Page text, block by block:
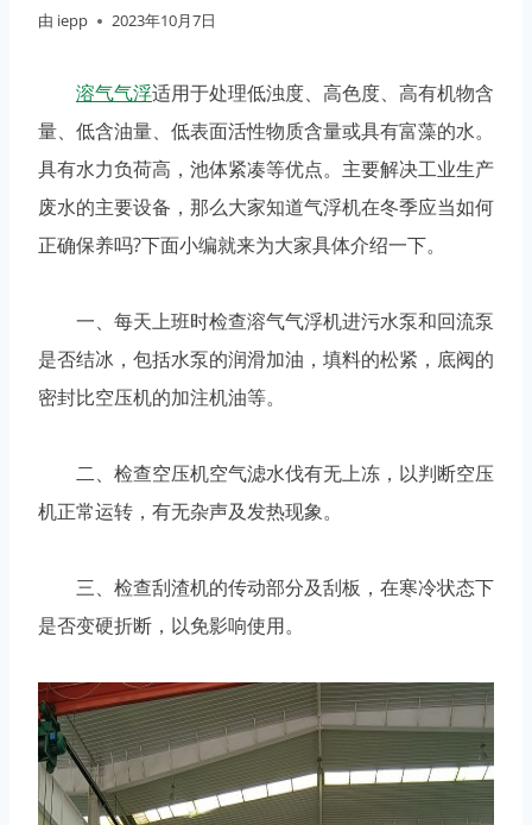
由 iepp 2023年10月7日
溶气气浮适用于处理低浊度、高色度、高有机物含
量、低含油量、低表面活性物质含量或具有富藻的水。
具有水力负荷高，池体紧凑等优点。主要解决工业生产
废水的主要设备，那么大家知道气浮机在冬季应当如何
正确保养吗?下面小编就来为大家具体介绍一下。
一、每天上班时检查溶气气浮机进污水泵和回流泵
是否结冰，包括水泵的润滑加油，填料的松紧，底阀的
密封比空压机的加注机油等。
二、检查空压机空气滤水伐有无上冻，以判断空压
机正常运转，有无杂声及发热现象。
三、检查刮渣机的传动部分及刮板，在寒冷状态下
是否变硬折断，以免影响使用。